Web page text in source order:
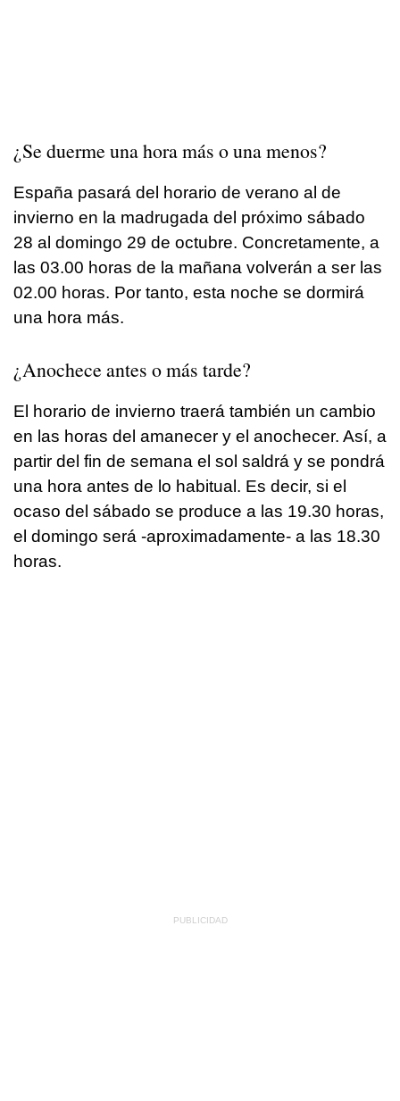
¿Se duerme una hora más o una menos?
España pasará del horario de verano al de
invierno en la madrugada del próximo sábado
28 al domingo 29 de octubre. Concretamente, a
las 03.00 horas de la mañana volverán a ser las
02.00 horas. Por tanto, esta noche se dormirá
una hora más.
¿Anochece antes o más tarde?
El horario de invierno traerá también un cambio
en las horas del amanecer y el anochecer. Así, a
partir del fin de semana el sol saldrá y se pondrá
una hora antes de lo habitual. Es decir, si el
ocaso del sábado se produce a las 19.30 horas,
el domingo será -aproximadamente- a las 18.30
horas.